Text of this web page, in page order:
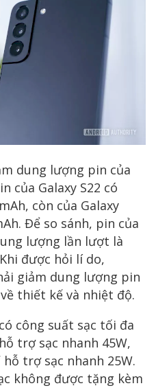
dung lượng pin của
của Galaxy S22 có
còn của Galaxy
Để so sánh, pin của
lượng lần lượt là
được hỏi lí do,
giảm dung lượng pin
thiết kế và nhiệt độ.
công suất sạc tối đa
trợ sạc nhanh 45W,
trợ sạc nhanh 25W.
không được tặng kèm